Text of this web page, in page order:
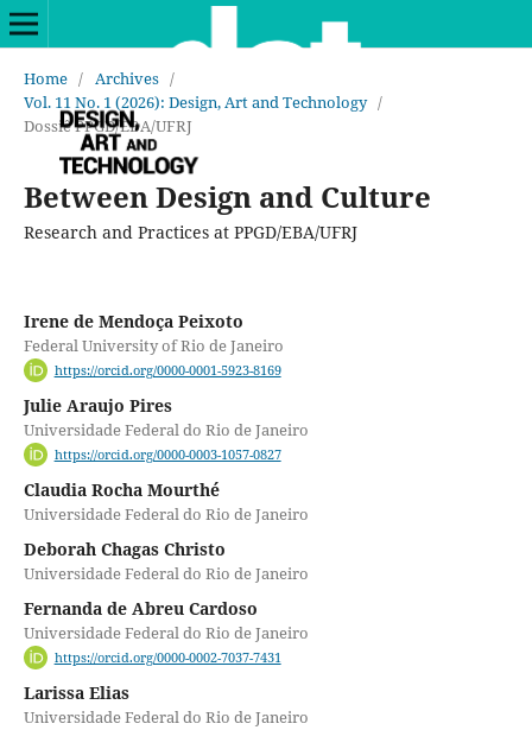
Home / Archives /
Vol. 11 No. 1 (2026): Design, Art and Technology /
Dossiê PPGD/EBA/UFRJ
Between Design and Culture
Research and Practices at PPGD/EBA/UFRJ
Irene de Mendoça Peixoto
Federal University of Rio de Janeiro
https://orcid.org/0000-0001-5923-8169
Julie Araujo Pires
Universidade Federal do Rio de Janeiro
https://orcid.org/0000-0003-1057-0827
Claudia Rocha Mourthé
Universidade Federal do Rio de Janeiro
Deborah Chagas Christo
Universidade Federal do Rio de Janeiro
Fernanda de Abreu Cardoso
Universidade Federal do Rio de Janeiro
https://orcid.org/0000-0002-7037-7431
Larissa Elias
Universidade Federal do Rio de Janeiro